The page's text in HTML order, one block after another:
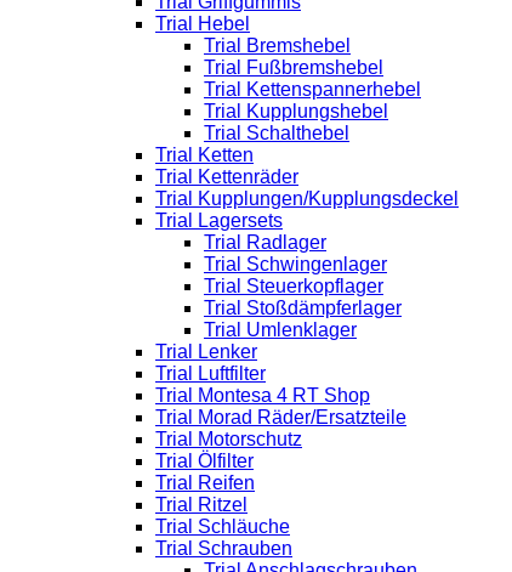
Trial Hebel
Trial Bremshebel
Trial Fußbremshebel
Trial Kettenspannerhebel
Trial Kupplungshebel
Trial Schalthebel
Trial Ketten
Trial Kettenräder
Trial Kupplungen/Kupplungsdeckel
Trial Lagersets
Trial Radlager
Trial Schwingenlager
Trial Steuerkopflager
Trial Stoßdämpferlager
Trial Umlenklager
Trial Lenker
Trial Luftfilter
Trial Montesa 4 RT Shop
Trial Morad Räder/Ersatzteile
Trial Motorschutz
Trial Ölfilter
Trial Reifen
Trial Ritzel
Trial Schläuche
Trial Schrauben